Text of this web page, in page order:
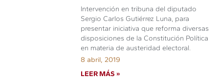
Intervención en tribuna del diputado
Sergio Carlos Gutiérrez Luna, para
presentar iniciativa que reforma diversas
disposiciones de la Constitución Política
en materia de austeridad electoral.
8 abril, 2019
LEER MÁS »